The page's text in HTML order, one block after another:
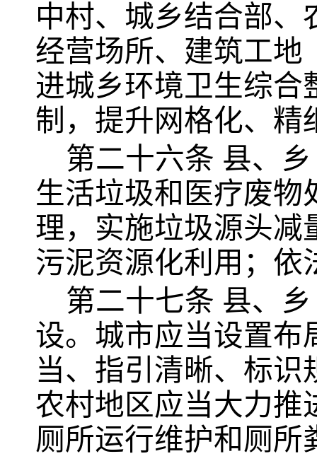
中村、城乡结合部
经营场所、建筑工地
进城乡环境卫生综合
制，提升网格化、精
第二十六条 县、
生活垃圾和医疗废物
理，实施垃圾源头减
污泥资源化利用；依
第二十七条 县、
设。城市应当设置布
当、指引清晰、标
农村地区应当大力推
厕所运行维护和厕所